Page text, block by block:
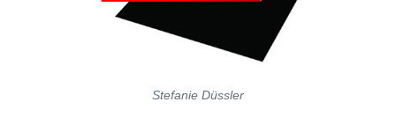
Stefanie Düssler